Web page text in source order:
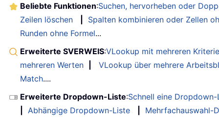
Beliebte Funktionen:Suchen, hervorheben oder
Zeilen löschen
Spalten kombinieren oder Zellen
Runden ohne Formel...
Erweiterte SVERWEIS:VLookup mit mehreren
mehreren Werten
VLookup über mehrere
Match....
Erweiterte Dropdown-Liste:Schnell eine
Abhängige Dropdown-Liste
Mehrfachauswahl-